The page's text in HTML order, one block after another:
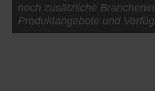
noch zusätzliche
Produktangebote und